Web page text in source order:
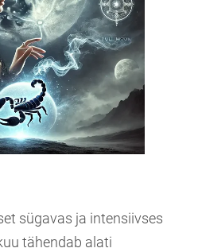
sügavas ja intensiivses
tähendab alati